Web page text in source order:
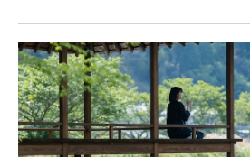
「冬季樱花灯光秀」。